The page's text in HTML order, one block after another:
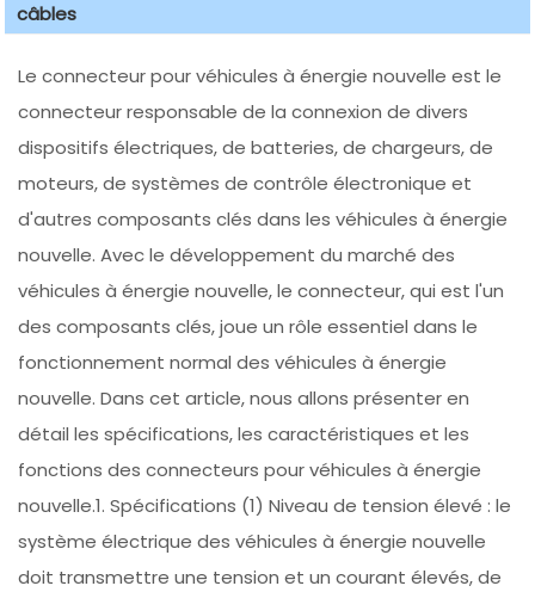
câbles
Le connecteur pour véhicules à énergie nouvelle est le
connecteur responsable de la connexion de divers
dispositifs électriques, de batteries, de chargeurs, de
moteurs, de systèmes de contrôle électronique et
d'autres composants clés dans les véhicules à énergie
nouvelle. Avec le développement du marché des
véhicules à énergie nouvelle, le connecteur, qui est l'un
des composants clés, joue un rôle essentiel dans le
fonctionnement normal des véhicules à énergie
nouvelle. Dans cet article, nous allons présenter en
détail les spécifications, les caractéristiques et les
fonctions des connecteurs pour véhicules à énergie
nouvelle.1. Spécifications (1) Niveau de tension élevé : le
système électrique des véhicules à énergie nouvelle
doit transmettre une tension et un courant élevés, de